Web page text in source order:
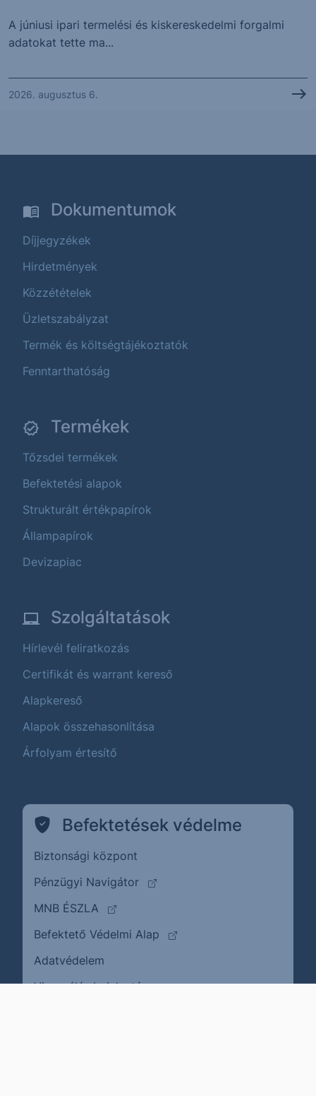
A júniusi ipari termelési és kiskereskedelmi forgalmi
adatokat tette ma...
2026. augusztus 6.
Dokumentumok
Díjjegyzékek
Hirdetmények
Közzétételek
Üzletszabályzat
Termék és költségtájékoztatók
Fenntarthatóság
Termékek
Tőzsdei termékek
Befektetési alapok
Strukturált értékpapírok
Állampapírok
Devizapiac
Szolgáltatások
Hírlevél feliratkozás
Certifikát és warrant kereső
Alapkereső
Alapok összehasonlítása
Árfolyam értesítő
Befektetések védelme
Biztonsági központ
Pénzügyi Navigátor
(külső oldalra ugrik)
MNB ÉSZLA
(külső oldalra ugrik)
Befektető Védelmi Alap
(külső oldalra ugrik)
Adatvédelem
Visszaélés bejelentése(külső oldalra ugrik)